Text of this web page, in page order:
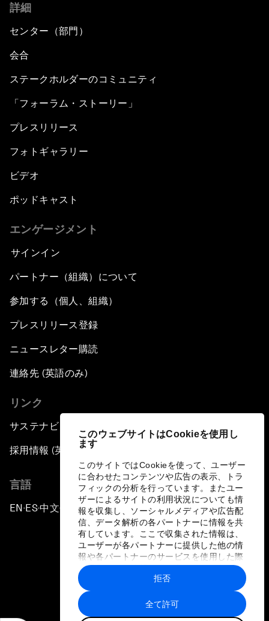
このウェブサイトはCookieを使用し
ます
このサイトではCookieを使って、ユーザー
に合わせたコンテンツや広告の表示、トラ
フィックの分析を行っています。またユー
ザーによるサイトの利用状況についても情
報を収集し、ソーシャルメディアや広告配
信、データ解析の各パートナーに情報を共
有しています。ここで収集された情報は、
ユーザーが各パートナーに提供した他の情
報や各パートナーのサービスを使用した際
に収集された情報と組み合わされ、各パー
トナーによって使用されることがありま
す。
全て許可
拒否
詳細
センター（部門）
会合
ステークホルダーのコミュニティ
「フォーラム・ストーリー」
プレスリリース
フォトギャラリー
ビデオ
ポッドキャスト
エンゲージメント
サインイン
パートナー（組織）について
参加する（個人、組織）
プレスリリース登録
ニュースレター購読
連絡先 (英語のみ)
リンク
サステナビリティへの取り組み
採用情報 (英語のみ)
言語
EN ▪ES▪中文▪ 日本語
プライバシーポリシーと利用規約
サイトマップ